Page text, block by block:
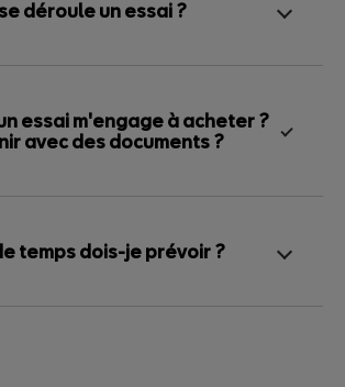
déroule un essai ?
essai m'engage à acheter ?
avec des documents ?
temps dois-je prévoir ?